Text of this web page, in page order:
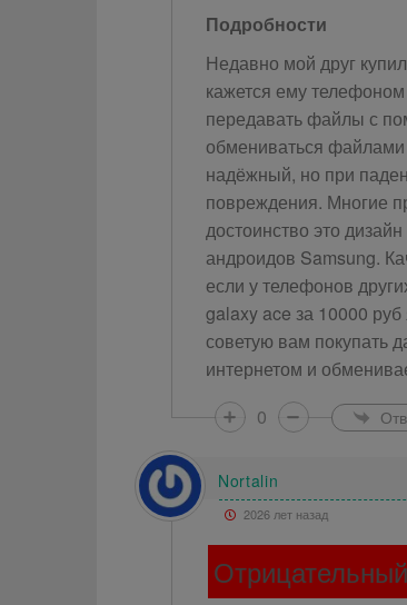
Подробности
Недавно мой друг
кажется ему
передавать файлы с
обмениваться
надёжный, но при
повреждения. Многие
достоинство это
андроидов Samsung.
если у телефонов
galaxy ace за 10000
советую вам покупать
интернетом и
0
Nortalin
2026 лет назад